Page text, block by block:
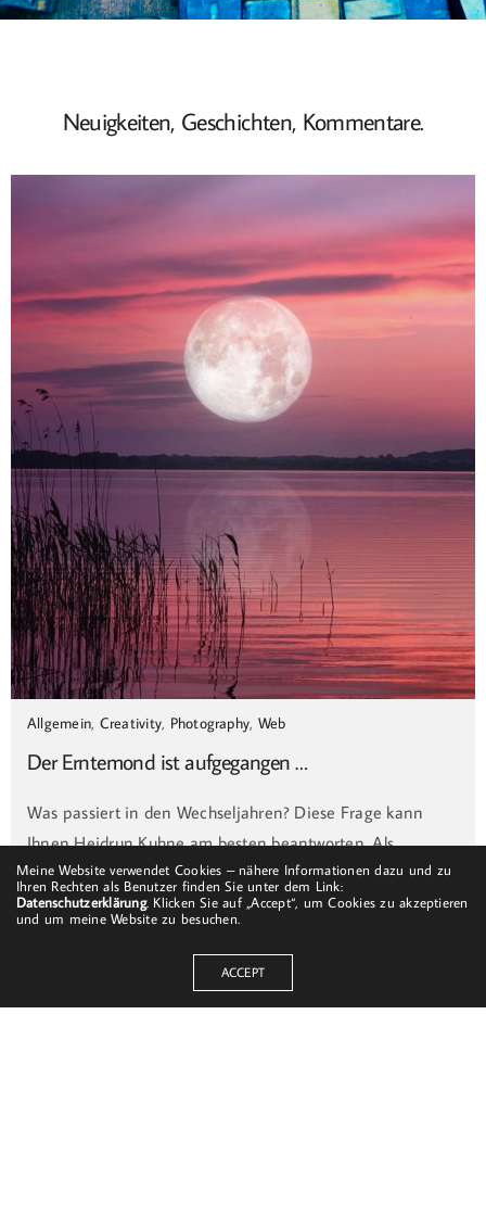
Neuigkeiten, Geschichten, Kommentare.
Allgemein, Creativity, Photography, Web
Der Erntemond ist aufgegangen …
Was passiert in den Wechseljahren? Diese Frage kann
Ihnen Heidrun Kuhne am besten beantworten. Als…
HABLO ON 18. JUNI 2021
Meine Website verwendet Cookies – nähere Informationen dazu und zu
Ihren Rechten als Benutzer finden Sie unter dem Link:
Datenschutzerklärung. Klicken Sie auf „Accept“, um Cookies zu akzeptieren
und um meine Website zu besuchen.
ACCEPT